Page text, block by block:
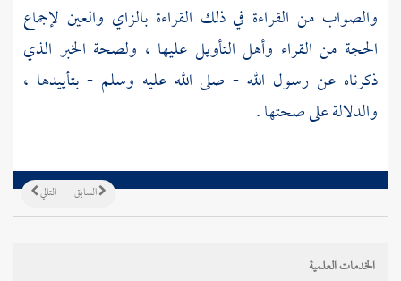
والصواب من القراءة في ذلك القراءة بالزاي والعين لإجماع
الحجة من القراء وأهل التأويل عليها ، ولصحة الخبر الذي
ذكرناه عن رسول الله - صلى الله عليه وسلم - بتأييدها ،
والدلالة على صحتها .
التالي السابق
الخدمات العلمية